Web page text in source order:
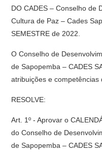
DO CADES – Conselho de
Cultura de Paz – Cades
SEMESTRE de 2022.
O Conselho de
de Sapopemba – CADES
atribuições e
RESOLVE:
Art. 1º - Aprovar o
do Conselho de
de Sapopemba – CADES